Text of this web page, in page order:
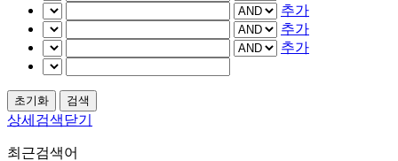
추가
추가
추가
상세검색닫기
최근검색어